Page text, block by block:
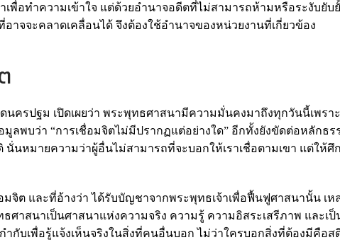
พื่อทำความเข้าใจ แต่ด้วยอำนาจอดีตที่ไม่สามารถห้ามหรือระงับยับ
จจะคลาดเคลื่อนได้ จึงต้องใช้อำนาจของหน่วยงานที่เกี่ยวข้อง
ครปฐม เปิดเผยว่า พระพุทธศาสนามีความมั่นคงมาถึงทุกวันนี้เพรา
ลพบว่า “การเชื่อมจิตไม่มีปรากฏแต่อย่างใด” อีกทั้งยังขัดต่อหลักธ
นั่นหมายความว่าผู้อื่นไม่สามารถที่จะบอกให้เราเชื่อตามเขา แต่ให้ศึ
จิต และที่อ้างว่า ได้รับบัญชาจากพระพุทธเจ้าเพื่อฟื้นฟูศาสนานั้น เห
ศาสนาเป็นศาสนาแห่งความจริง ความรู้ ความอิสระเสรีภาพ และเป็
บเพื่อรู้แจ้งเห็นจริงในสิ่งที่คนอื่นบอก ไม่ว่าใครบอกสิ่งที่ต้องมีคือส